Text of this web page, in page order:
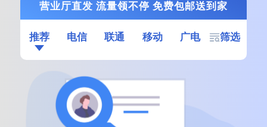
营业厅直发 流量领不停 免费包邮送到家
推荐 电信 联通 移动 广电 筛选